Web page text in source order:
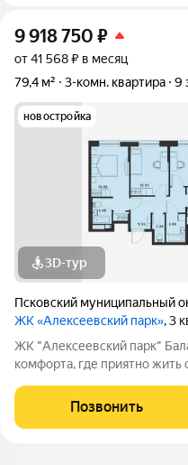
9 918 750 ₽
от 41 568 ₽ в месяц
79,4 м²
3-комн. квартира 9
новостройка
3D-тур
Псковский муниципальный
ЖК «Алексеевский парк», 3
ЖК "Алексеевский парк"
комфорта, где приятно жить
современный проект
районе дальнего Завеличья.
Позвонить